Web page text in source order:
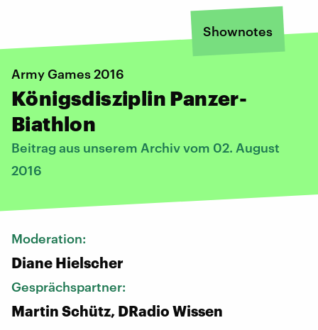
Shownotes
Army Games 2016
Königsdisziplin Panzer-
Biathlon
Beitrag aus unserem Archiv vom 02. August
2016
Moderation:
Diane Hielscher
Gesprächspartner:
Martin Schütz, DRadio Wissen